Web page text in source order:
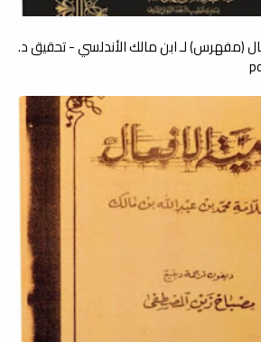
(مفهرس) لـ ابن مالك الأندلسي - تحقيق د.